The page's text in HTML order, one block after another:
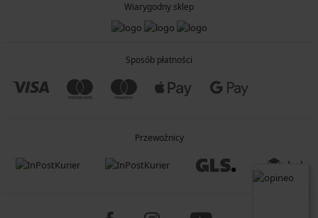
Wiarygodny sklep
Sposób płatności
Przewoźnicy